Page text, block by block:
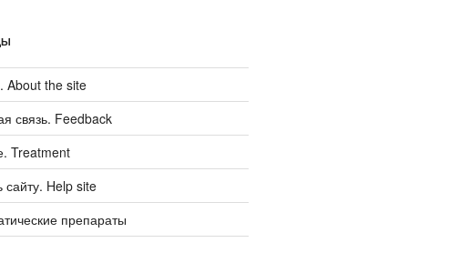
About the site
связь. Feedback
Treatment
Help site
препараты